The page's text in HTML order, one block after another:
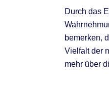
Durch das
bemerken,
Vielfalt der
mehr über